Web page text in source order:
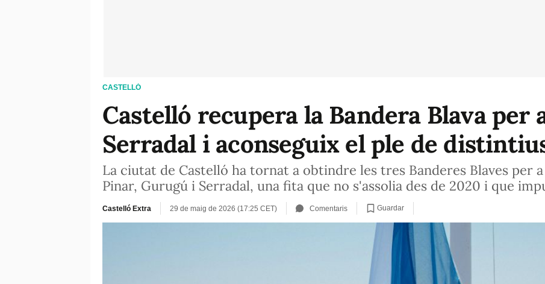
CASTELLÓ
Castelló recupera la Bandera Blava per
Serradal i aconseguix el ple de
La ciutat de Castelló ha tornat a obtindre les tres Banderes Blaves per
Pinar, Gurugú i Serradal, una fita que no s'assolia des de 2020 i que
Castelló Extra 29 de maig de 2026 (17:25 CET) Comentaris Guardar